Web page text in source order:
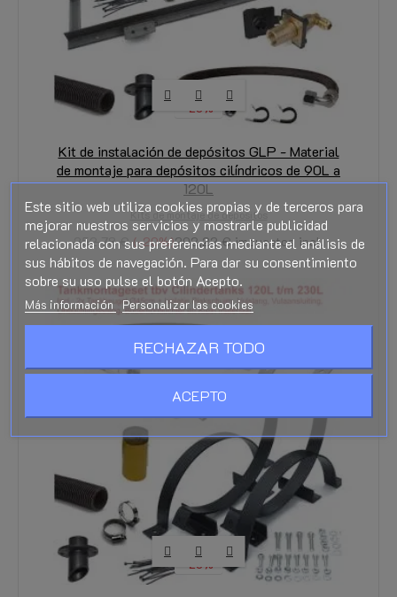
-20%
Kit de instalación de depósitos GLP - Material
de montaje para depósitos cilíndricos de 90L a
120L
Kits de montaje de depositos
252,78 € -20% 202,22 € impuestos incl.
-20%
Este sitio web utiliza cookies propias y de terceros para
mejorar nuestros servicios y mostrarle publicidad
relacionada con sus preferencias mediante el análisis de
sus hábitos de navegación. Para dar su consentimiento
sobre su uso pulse el botón Acepto.
Más información Personalizar las cookies
RECHAZAR TODO
ACEPTO